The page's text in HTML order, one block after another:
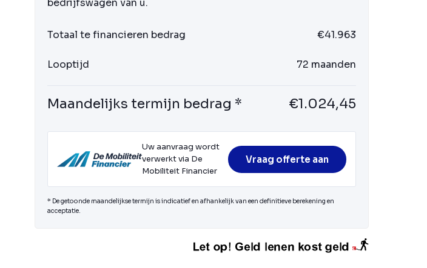
bedrijfswagen van u.
Totaal te financieren bedrag €41.963
Looptijd 72 maanden
Maandelijks termijn bedrag * €1.024,45
Uw aanvraag wordt
verwerkt via De
Mobiliteit Financier
Vraag offerte aan
* De getoonde maandelijkse termijn is indicatief en afhankelijk van een definitieve berekening en
acceptatie.